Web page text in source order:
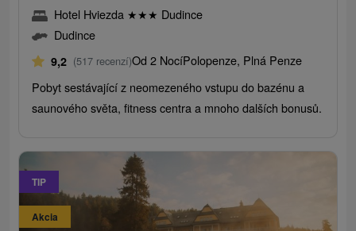
Hotel Hviezda ★★★ Dudince
Dudince
9,2 (517 recenzí)Od 2 NocíPolopenze, Plná Penze
Pobyt sestávající z neomezeného vstupu do bazénu a
saunového světa, fitness centra a mnoho dalších bonusů.
TIP
Akcia